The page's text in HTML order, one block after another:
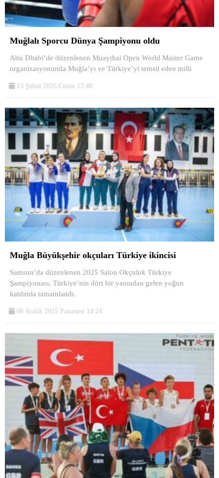
Muğlalı Sporcu Dünya Şampiyonu oldu
Abu Dhabi’de düzenlenen Muaythai Open World Master Game
organizasyonunda Muğla’yı ve Türkiye’yi temsil eden milli
13 Şubat 2026 Cuma 13:48
Muğla Büyükşehir okçuları Türkiye ikincisi
Samsun’da düzenlenen 2025 Salon Okçuluk Türkiye
Şampiyonası, Türkiye’nin dört bir yanından gelen yoğun
katılımla tamamlandı.
08 Aralık 2025 Pazartesi 14:24